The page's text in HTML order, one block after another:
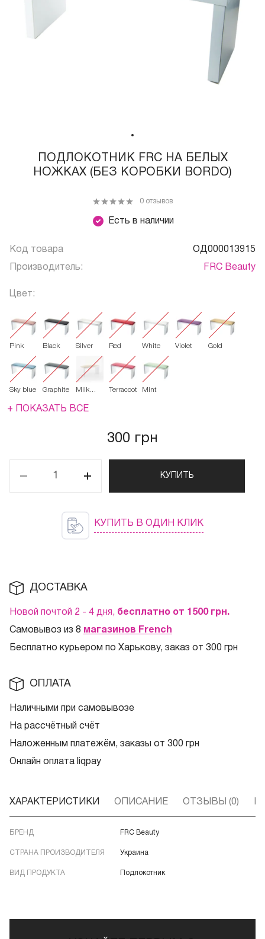
ПОДЛОКОТНИК FRC НА БЕЛЫХ
НОЖКАХ (БЕЗ КОРОБКИ BORDO)
Есть в наличии
0 отзывов
Код товара ОД000013915
Производитель: FRC Beauty
Цвет:
Pink Black Silver Red White Violet Gold
Sky blue Graphite
Milk
кость
Terraccota Mint
+ ПОКАЗАТЬ ВСЕ
300 грн
КУПИТЬ
КУПИТЬ В ОДИН КЛИК
ДОСТАВКА
Новой почтой 2 - 4 дня, бесплатно от 1500 грн.
Самовывоз из 8 магазинов French
Бесплатно курьером по Харькову, заказ от 300 грн
ОПЛАТА
Наличными при самовывозе
На рассчётный счёт
Наложенным платежём, заказы от 300 грн
Онлайн оплата liqpay
ХАРАКТЕРИСТИКИ ОПИСАНИЕ ОТЗЫВЫ (0)
БРЕНД FRC Beauty
СТРАНА ПРОИЗВОДИТЕЛЯ Украина
ВИД ПРОДУКТА Подлокотник